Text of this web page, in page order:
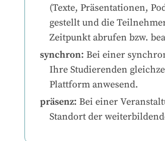
(Texte, Präsentationen,
gestellt und die
Zeitpunkt abrufen bzw.
synchron: Bei einer
Ihre Studierenden
Plattform anwesend.
präsenz: Bei einer
Standort der